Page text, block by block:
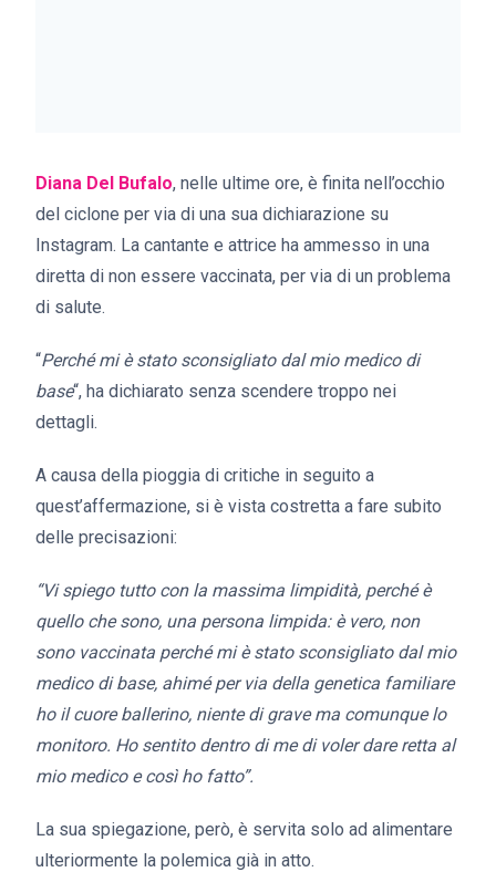
Diana Del Bufalo, nelle ultime ore, è finita nell’occhio
del ciclone per via di una sua dichiarazione su
Instagram. La cantante e attrice ha ammesso in una
diretta di non essere vaccinata, per via di un problema
di salute.
“Perché mi è stato sconsigliato dal mio medico di
base“, ha dichiarato senza scendere troppo nei
dettagli.
A causa della pioggia di critiche in seguito a
quest’affermazione, si è vista costretta a fare subito
delle precisazioni:
“Vi spiego tutto con la massima limpidità, perché è
quello che sono, una persona limpida: è vero, non
sono vaccinata perché mi è stato sconsigliato dal mio
medico di base, ahimé per via della genetica familiare
ho il cuore ballerino, niente di grave ma comunque lo
monitoro. Ho sentito dentro di me di voler dare retta al
mio medico e così ho fatto”.
La sua spiegazione, però, è servita solo ad alimentare
ulteriormente la polemica già in atto.